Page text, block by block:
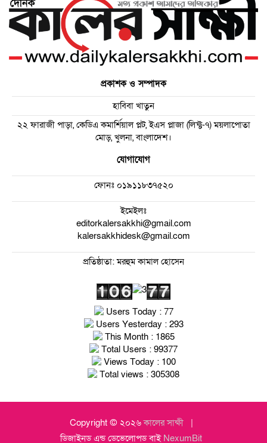
প্রকাশক ও সম্পাদক
হাবিবা খাতুন
২২ ফারাজী পাড়া, কেডিএ কমার্শিয়াল প্লট, ইএস প্লাজা (লিফ্ট-৭) ময়লাপোতা
মোড়, খুলনা, বাংলাদেশ।
যোগাযোগ
ফোনঃ০১৯১১৮৩৭৫২০
ইমেইলঃ
editorkalersakkhi@gmail.com
kalersakkhidesk@gmail.com
প্রতিষ্ঠাতা: মরহুম কামাল হোসেন
Users Today : 77
Users Yesterday : 293
This Month : 1865
Total Users : 99377
Views Today : 100
Total views : 305308
Copyright © ২০২৬কালের সাক্ষী
ডিজাইনড এন্ড ডেভেলোপড বাই NexumBit